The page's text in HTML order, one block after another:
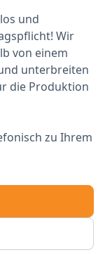
und
Wir
von einem
unterbreiten
die Produktion
zu Ihrem